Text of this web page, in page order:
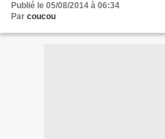
Publié le 05/08/2014 à 06:34
Par coucou